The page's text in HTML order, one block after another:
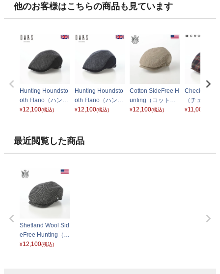
他のお客様はこちらの商品も見ています
Hunting Houndsto
oth Flano（ハンチ
ング ハウンドトゥ
¥12,100(税込)
Hunting Houndsto
oth Flano（ハンチ
ング ハウンドトゥ
¥12,100(税込)
Cotton SideFree H
unting（コットン
サイドフリーハン
¥12,100(税込)
Check Ivy
（チェック
ーキャップ
¥11,000
最近閲覧した商品
Shetland Wool Sid
eFree Hunting（シ
ェットランドウー
¥12,100(税込)